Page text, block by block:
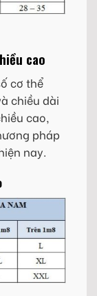
cao
cơ thể
chiều dài
cao,
pháp
nay.